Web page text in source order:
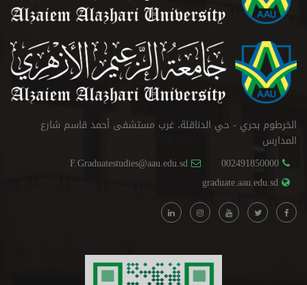
الخرطوم بحري - حي الدناقلة، غرب مستشفى أحمد قاسم شارع
المدارس
002491850000
F.Graduatestudies@aau.edu.sd
graduate.aau.edu.sd